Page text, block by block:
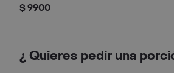
$ 9900
¿ Quieres pedir una